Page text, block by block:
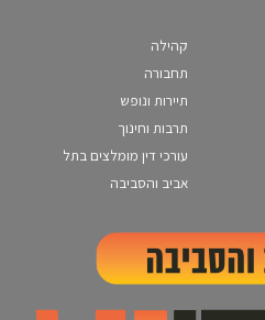
קהילה
תחבורה
תיירות ונופש
תרבות וחינוך
עורכי דין מומלצים בתל
אביב והסביבה